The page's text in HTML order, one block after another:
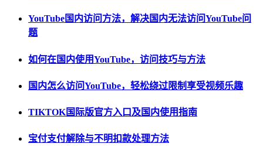
YouTube国内访问方法，解决国内无法访问YouTube问
题
如何在国内使用YouTube，访问技巧与方法
国内怎么访问YouTube，轻松绕过限制享受视频乐趣
TIKTOK国际版官方入口及国内使用指南
宝付支付解除与不明扣款处理方法